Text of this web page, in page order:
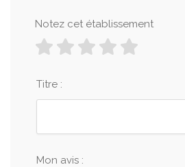
Notez cet établissement
Titre :
Mon avis :